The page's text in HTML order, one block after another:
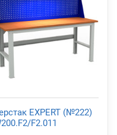
EXPERT (№222)
F2.011